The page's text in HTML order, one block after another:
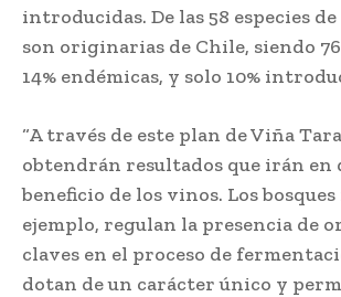
introducidas. De las 58 especies
son originarias de Chile, siendo
14% endémicas, y solo 10%
“A través de este plan de Viña
obtendrán resultados que irán en
beneficio de los vinos. Los
ejemplo, regulan la presencia de
claves en el proceso de
dotan de un carácter único y